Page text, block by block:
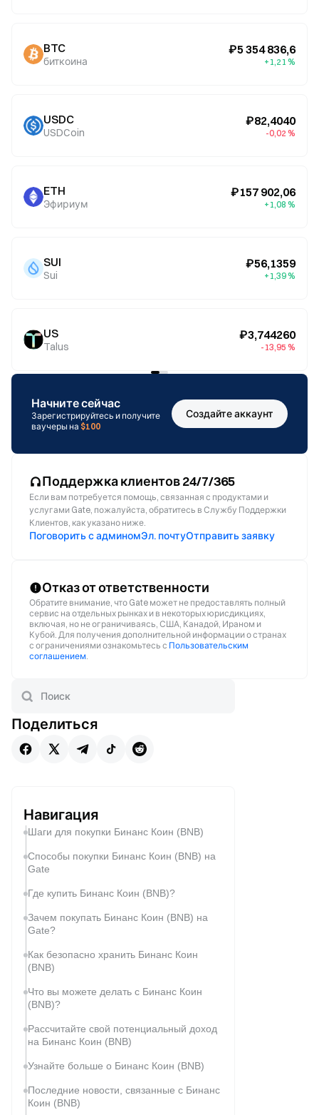
BTC
биткоина
₽5 354 836,6
+1,21 %
USDC
USDCoin
₽82,4040
-0,02 %
ETH
Эфириум
₽157 902,06
+1,08 %
SUI
Sui
₽56,1359
+1,39 %
US
Talus
₽3,744260
-13,95 %
Начните сейчас
Зарегистрируйтесь и получите
ваучеры на $100
Создайте аккаунт
Поддержка клиентов 24/7/365
Если вам потребуется помощь, связанная с продуктами и
услугами Gate, пожалуйста, обратитесь в Службу Поддержки
Клиентов, как указано ниже.
Поговорить с админомЭл. почтуОтправить заявку
Отказ от ответственности
Обратите внимание, что Gate может не предоставлять полный
сервис на отдельных рынках и в некоторых юрисдикциях,
включая, но не ограничиваясь, США, Канадой, Ираном и
Кубой. Для получения дополнительной информации о странах
с ограничениями ознакомьтесь с Пользовательским
соглашением.
Поделиться
Навигация
Шаги для покупки Бинанс Коин (BNB)
Способы покупки Бинанс Коин (BNB) на
Gate
Где купить Бинанс Коин (BNB)?
Зачем покупать Бинанс Коин (BNB) на
Gate?
Как безопасно хранить Бинанс Коин
(BNB)
Что вы можете делать с Бинанс Коин
(BNB)?
Рассчитайте свой потенциальный доход
на Бинанс Коин (BNB)
Узнайте больше о Бинанс Коин (BNB)
Последние новости, связанные с Бинанс
Коин (BNB)